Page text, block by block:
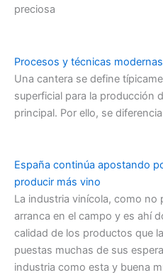
preciosa
Procesos y técnicas
Una cantera se define
superficial para la producción
principal. Por ello, se
España continúa apostando
producir más vino
La industria vinícola, como no
arranca en el campo y es ahí
calidad de los productos que
puestas muchas de sus
industria como esta y buena